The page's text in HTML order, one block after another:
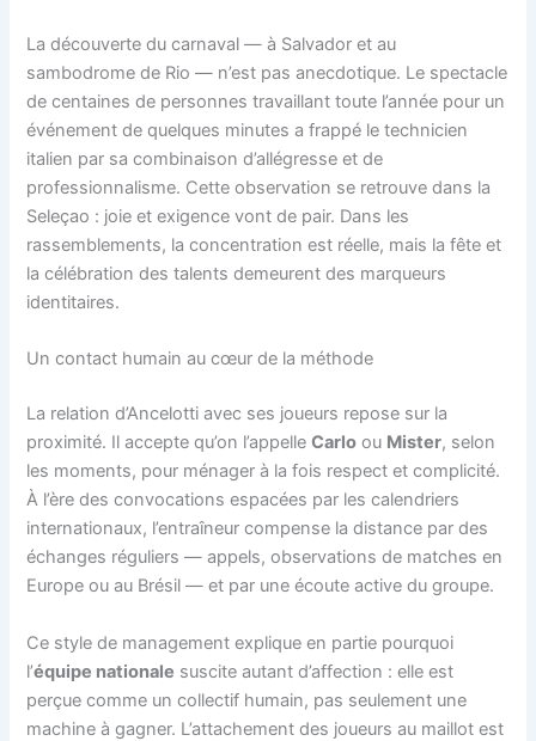
La découverte du carnaval — à Salvador et au
sambodrome de Rio — n’est pas anecdotique. Le spectacle
de centaines de personnes travaillant toute l’année pour un
événement de quelques minutes a frappé le technicien
italien par sa combinaison d’allégresse et de
professionnalisme. Cette observation se retrouve dans la
Seleçao : joie et exigence vont de pair. Dans les
rassemblements, la concentration est réelle, mais la fête et
la célébration des talents demeurent des marqueurs
identitaires.
Un contact humain au cœur de la méthode
La relation d’Ancelotti avec ses joueurs repose sur la
proximité. Il accepte qu’on l’appelleCarlo ou Mister, selon
les moments, pour ménager à la fois respect et complicité.
À l’ère des convocations espacées par les calendriers
internationaux, l’entraîneur compense la distance par des
échanges réguliers — appels, observations de matches en
Europe ou au Brésil — et par une écoute active du groupe.
Ce style de management explique en partie pourquoi
l’équipe nationale suscite autant d’affection : elle est
perçue comme un collectif humain, pas seulement une
machine à gagner. L’attachement des joueurs au maillot est